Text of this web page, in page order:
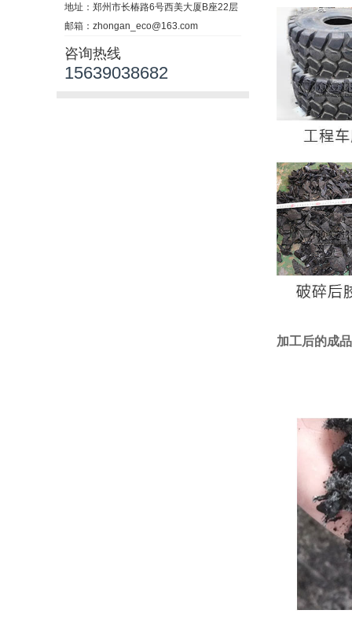
地址：郑州市长椿路6号西美大厦B座22层
邮箱：zhongan_eco@163.com
咨询热线
15639038682
加工后的成